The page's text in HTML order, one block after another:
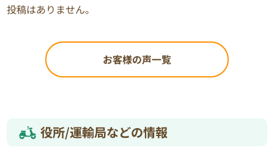
投稿はありません。
お客様の声一覧
役所/運輸局などの情報